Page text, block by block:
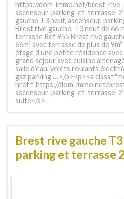
https://dom-immo.net/brest-
ascenseur-parking-et-terrasse-
gauche T3 neuf, ascenseur,
Brest rive gauche, T3 neuf de 66
terrasse Ref 955 Brest rive
66m² avec terrasse de plus de
étage d’une petite résidence
grand séjour avec cuisine
salle d’eau, volets roulants
gaz,parking … </p><p><a
href="https://dom-immo.net/
ascenseur-parking-et-terrasse-
suite</a>
Brest rive gauche
parking et terrasse